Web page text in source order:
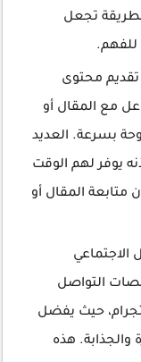
تجعل
للفهم.
تقديم محتوى
مع المقال أو
بسرعة. العديد
يوفر لهم الوقت
متابعة المقال أو
التواصل
حيث يفضل
والجذابة. هذه